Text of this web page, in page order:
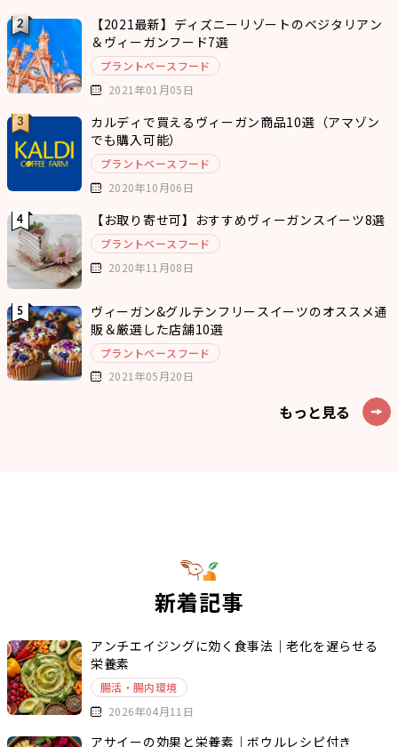
【2021最新】ディズニーリゾートのベジタリアン
＆ヴィーガンフード7選
プラントベースフード
2021年01月05日
カルディで買えるヴィーガン商品10選（アマゾン
でも購入可能）
プラントベースフード
2020年10月06日
【お取り寄せ可】おすすめヴィーガンスイーツ8選
プラントベースフード
2020年11月08日
ヴィーガン&グルテンフリースイーツのオススメ通
販＆厳選した店舗10選
プラントベースフード
2021年05月20日
もっと見る
新着記事
アンチエイジングに効く食事法｜老化を遅らせる
栄養素
腸活・腸内環境
2026年04月11日
アサイーの効果と栄養素｜ボウルレシピ付き